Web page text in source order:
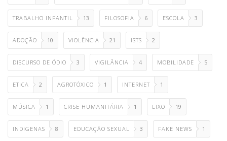
TRABALHO INFANTIL 13 FILOSOFIA 6 ESCOLA 3
ADOÇÃO 10 VIOLÊNCIA 21 ISTS 2
DISCURSO DE ÓDIO 3 VIGILÂNCIA 4 MOBILIDADE 5
ETICA 2 AGROTÓXICO 1 INTERNET 1
MÚSICA 1 CRISE HUMANITÁRIA 1 LIXO 19
INDIGENAS 8 EDUCAÇÃO SEXUAL 3 FAKE NEWS 1